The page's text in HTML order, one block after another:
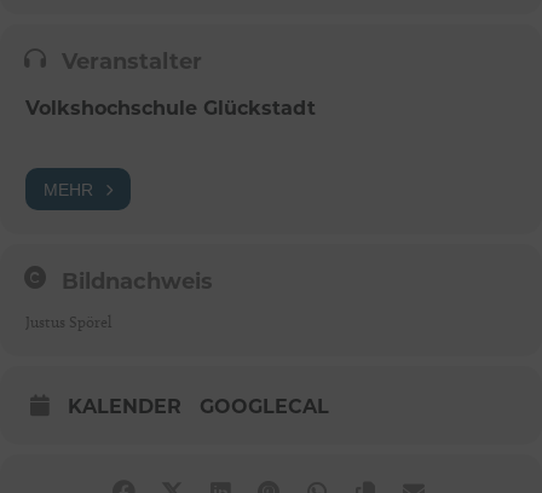
Veranstalter
Volkshochschule Glückstadt
MEHR
Bildnachweis
Justus Spörel
KALENDER GOOGLECAL